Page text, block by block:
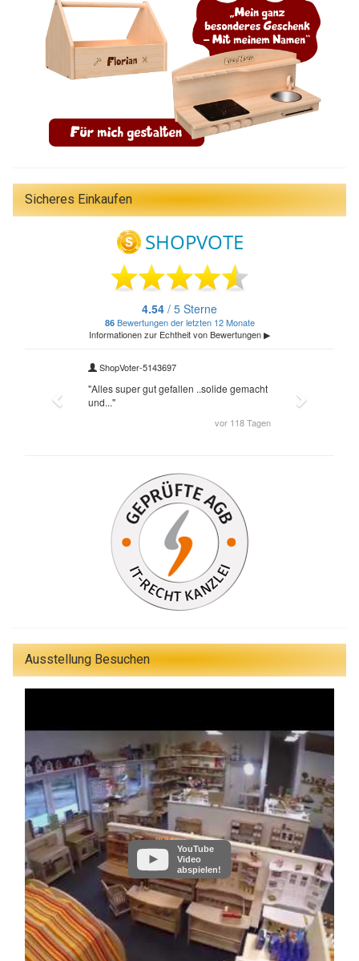
Sicheres Einkaufen
Ausstellung Besuchen
YouTube
Video
abspielen!